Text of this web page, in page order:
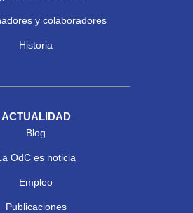
y colaboradores
Historia
ACTUALIDAD
Blog
OdC es noticia
Empleo
Publicaciones